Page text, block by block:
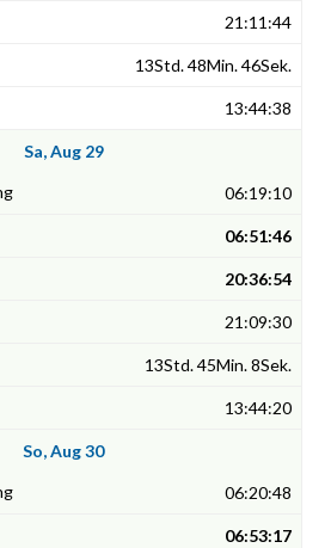
21:11:44
13Std. 48Min. 46Sek.
13:44:38
Sa, Aug 29
06:19:10
06:51:46
20:36:54
21:09:30
13Std. 45Min. 8Sek.
13:44:20
So, Aug 30
06:20:48
06:53:17